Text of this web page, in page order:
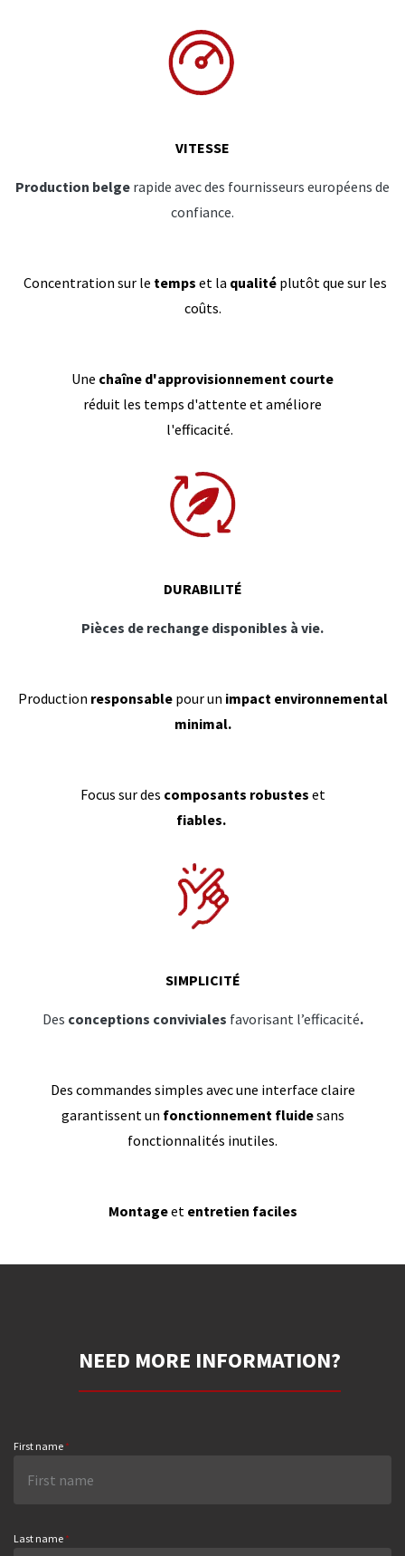
VITESSE
Production belge rapide avec des fournisseurs européens de
confiance.
Concentration sur le temps et la qualité plutôt que sur les
coûts.
Une chaîne d'approvisionnement courte
réduit les temps d'attente et améliore
l'efficacité.
DURABILITÉ
Pièces de rechange disponibles à vie.
Production responsable pour un impact environnemental
minimal.
Focus sur des composants robustes et
fiables.
SIMPLICITÉ
Des conceptions conviviales favorisant l’efficacité.
Des commandes simples avec une interface claire
garantissent un fonctionnement fluidesans
fonctionnalités inutiles.
Montageet entretien faciles
NEED MORE INFORMATION?
First name *
Last name *